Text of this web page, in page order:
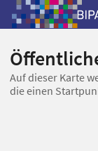
Auf dieser Karte
die einen